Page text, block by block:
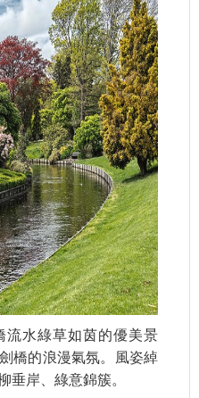
流水綠草如茵的優美景
橋的浪漫氣氛。風姿綽
垂岸、綠意錦簇。